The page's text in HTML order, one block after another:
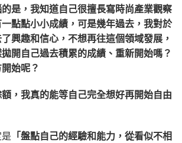
是，我知道自己很擅長寫時尚產業觀察
點點小小成績，可是幾年過去，我對於
興趣和信心，不想再往這個領域發展，
開自己過去積累的成績、重新開始嗎？
始呢？
，我真的能等自己完全想好再開始自由
「盤點自己的經驗和能力，從看似不相